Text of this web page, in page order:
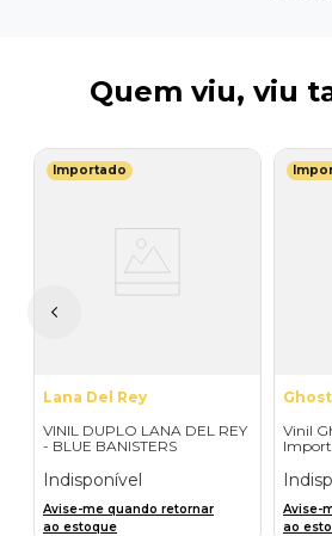
Quem viu, viu
Importado
Lana Del Rey
VINIL DUPLO LANA DEL REY
- BLUE BANISTERS
- IMPORTADO
Indisponível
Avise-me quando retornar
ao estoque
Ghost
Vinil
Avise-
ao